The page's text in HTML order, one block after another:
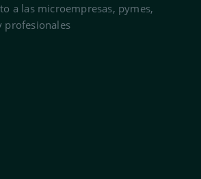
a las microempresas, pymes,
profesionales